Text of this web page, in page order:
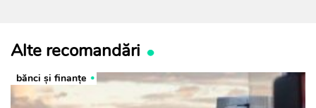
Alte recomandări
bănci şi finanţe